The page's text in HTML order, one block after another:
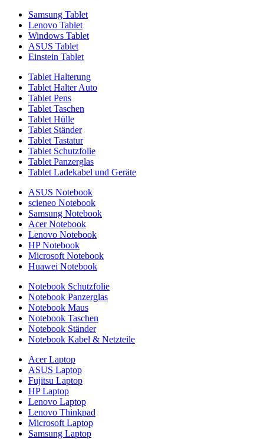
Samsung Tablet
Lenovo Tablet
Windows Tablet
ASUS Tablet
Einstein Tablet
Tablet Halterung
Tablet Halter Auto
Tablet Pens
Tablet Taschen
Tablet Hülle
Tablet Ständer
Tablet Tastatur
Tablet Schutzfolie
Tablet Panzerglas
Tablet Ladekabel und Geräte
ASUS Notebook
scieneo Notebook
Samsung Notebook
Acer Notebook
Lenovo Notebook
HP Notebook
Microsoft Notebook
Huawei Notebook
Notebook Schutzfolie
Notebook Panzerglas
Notebook Maus
Notebook Taschen
Notebook Ständer
Notebook Kabel & Netzteile
Acer Laptop
ASUS Laptop
Fujitsu Laptop
HP Laptop
Lenovo Laptop
Lenovo Thinkpad
Microsoft Laptop
Samsung Laptop